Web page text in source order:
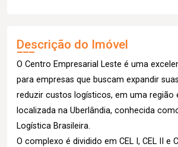
Descrição do Imóvel
O Centro Empresarial Leste é uma
para empresas que buscam expandir
reduzir custos logísticos, em uma região
localizada na Uberlândia, conhecida
Logística Brasileira.
O complexo é dividido em CEL I, CEL II e